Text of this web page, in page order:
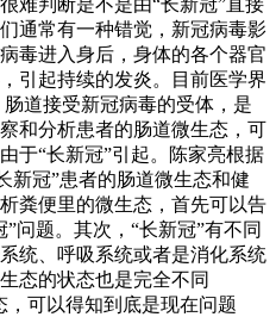
通常有一种错觉，新冠病毒影
毒进入身后，身体的各个器官
引起持续的发炎。目前医学界
道接受新冠病毒的受体，是
和分析患者的肠道微生态，可
于“长新冠”引起。陈家亮根据
新冠”患者的肠道微生态和健
粪便里的微生态，首先可以告
问题。其次，“长新冠”有不同
统、呼吸系统或者是消化系统
态的状态也是完全不同
，可以得知到底是现在问题